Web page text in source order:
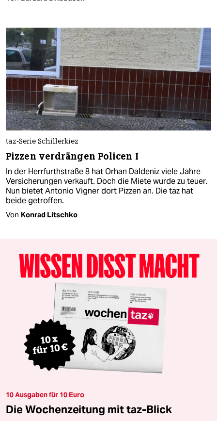
taz-Serie Schillerkiez
Pizzen verdrängen Policen I
In der Herrfurthstraße 8 hat Orhan Daldeniz viele Jahre
Versicherungen verkauft. Doch die Miete wurde zu teuer.
Nun bietet Antonio Vigner dort Pizzen an. Die taz hat
beide getroffen.
Von Konrad Litschko
10 Ausgaben für 10 Euro
Die Wochenzeitung mit taz-Blick